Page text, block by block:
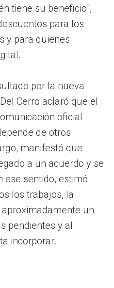
tiene su beneficio",
para los
y para quienes
por la nueva
Cerro aclaró que el
oficial
de otros
manifestó que
a un acuerdo y se
ese sentido, estimó
los trabajos, la
un
pendientes y al
incorporar.